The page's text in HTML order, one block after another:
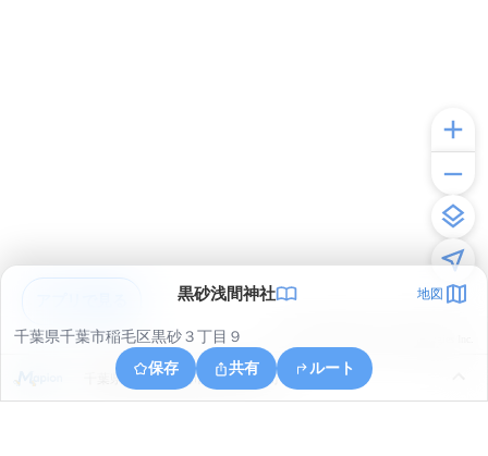
黒砂浅間神社 地図
千葉県千葉市稲毛区黒砂３丁目９
保存
共有 ルート
千葉県千葉市花見川区朝日ケ丘町